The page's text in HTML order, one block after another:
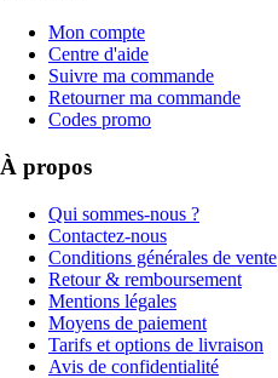
Mon compte
Centre d'aide
Suivre ma commande
Retourner ma commande
Codes promo
À propos
Qui sommes-nous ?
Contactez-nous
Conditions générales de vente
Retour & remboursement
Mentions légales
Moyens de paiement
Tarifs et options de livraison
Avis de confidentialité